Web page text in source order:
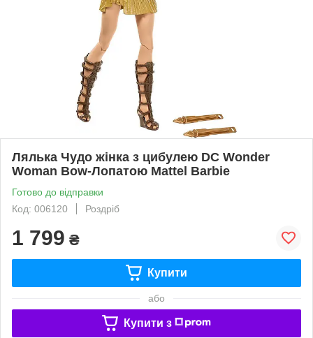
Лялька Чудо жінка з цибулею DC Wonder
Woman Bow-Лопатою Mattel Barbie
Готово до відправки
Код: 006120
Роздріб
1 799 ₴
Купити
або
Купити з